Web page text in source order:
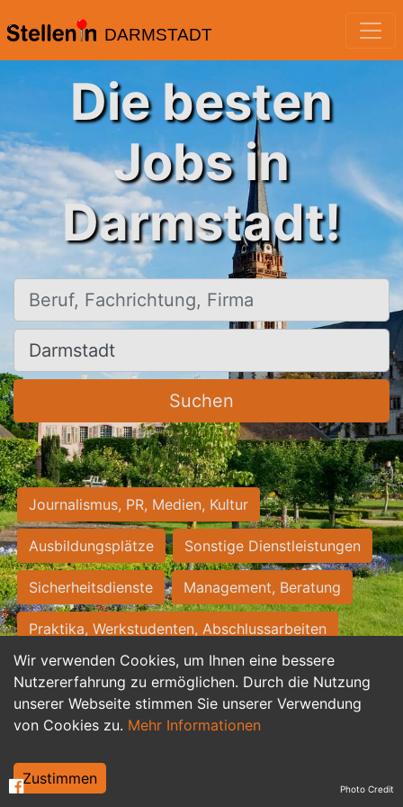
DARMSTADT
Wir verwenden Cookies, um Ihnen eine bessere
Nutzererfahrung zu ermöglichen. Durch die Nutzung
unserer Webseite stimmen Sie unserer Verwendung
von Cookies zu. Mehr Informationen
Zustimmen
Die besten
Jobs in
Darmstadt!
Beruf, Fachrichtung, Firma
Ort, Stadt
Suchen
Journalismus, PR, Medien, Kultur
Ausbildungsplätze Sonstige Dienstleistungen
Sicherheitsdienste Management, Beratung
Praktika, Werkstudenten, Abschlussarbeiten
Personalwesen Assistenz, Sekretariat
Hilfskräfte, Aushilfs- und Nebenjobs
Weiterbildung, Studium, duale Ausbildung Photo Credit